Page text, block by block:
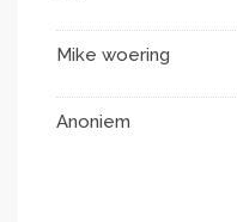
Mike woering
Anoniem